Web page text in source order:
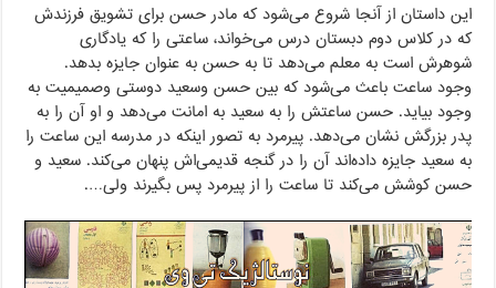
این داستان از آنجا شروع می‌شود که مادر حسن برای تشویق فرزندش
که در کلاس دوم دبستان درس می‌خواند، ساعتی را که یادگاری
شوهرش است به معلم می‌دهد تا به حسن به عنوان جایزه بدهد.
وجود ساعت باعث می‌شود که بین حسن وسعید دوستی وصمیمیت به
وجود بیاید. حسن ساعتش را به سعید به امانت می‌دهد و او آن را به
پدر بزرگش نشان می‌دهد. پیرمرد به تصور اینکه در مدرسه این ساعت را
به سعید جایزه داده‌اند آن را در گنجه قدیمی‌اش پنهان می‌کند. سعید و
حسن کوشش می‌کند تا ساعت را از پیرمرد پس بگیرند ولی….